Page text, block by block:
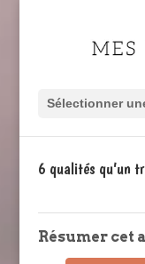
Sélectionner
6 qualités qu’un
Résumer cet